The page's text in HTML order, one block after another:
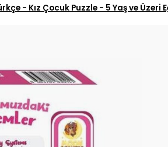
- Kız Çocuk Puzzle - 5 Yaş ve Üzeri